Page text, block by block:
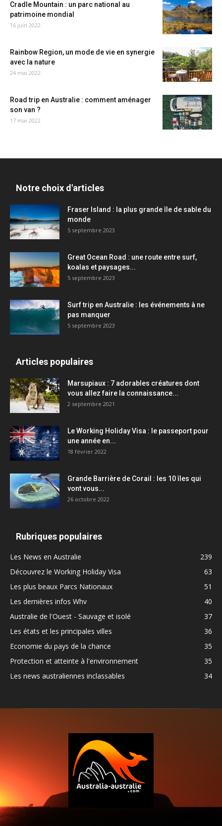
Cradle Mountain : un parc national au
patrimoine mondial
16 juin 2022
Rainbow Region, un mode de vie en synergie
avec la nature
24 mai 2022
Road trip en Australie : comment aménager
son van ?
17 mai 2022
Notre choix d'articles
Fraser Island : la plus grande île de sable du
monde
5 septembre 2023
Great Ocean Road : une route entre surf,
koalas et paysages...
5 septembre 2023
Surf trip en Australie : les événements à ne
pas manquer
5 septembre 2023
Articles populaires
Marsupiaux : 7 adorables créatures dont
vous allez faire la connaissance...
2 septembre 2021
Le Working Holiday Visa : le passeport pour
une année en...
18 février 2022
Grande Barrière de Corail : les 10 îles qui
vont vous...
26 octobre 2022
Rubriques populaires
Les News en Australie
239
Découvrez le Working Holiday Visa
63
Les plus beaux Parcs Nationaux
51
Les dernières infos Whv
40
Australie de l'Ouest - Sauvage et isolé
37
Les états et les principales villes
36
Economie du pays de la chance
35
Protection et atteinte à l'environnement
35
Les news australiennes inclassables
34